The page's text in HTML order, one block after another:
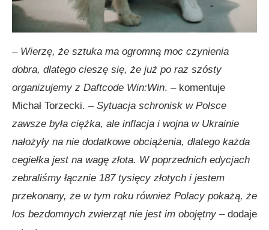
– Wierzę, że sztuka ma ogromną moc czynienia
dobra, dlatego cieszę się, że już po raz szósty
organizujemy z Daftcode Win:Win. – komentuje
Michał Torzecki. – Sytuacja schronisk w Polsce
zawsze była ciężka, ale inflacja i wojna w Ukrainie
nałożyły na nie dodatkowe obciążenia, dlatego każda
cegiełka jest na wagę złota. W poprzednich edycjach
zebraliśmy łącznie 187 tysięcy złotych i jestem
przekonany, że w tym roku również Polacy pokażą, że
los bezdomnych zwierząt nie jest im obojętny – dodaje